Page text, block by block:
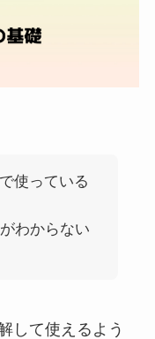
使っている
わからない
して使えるよう